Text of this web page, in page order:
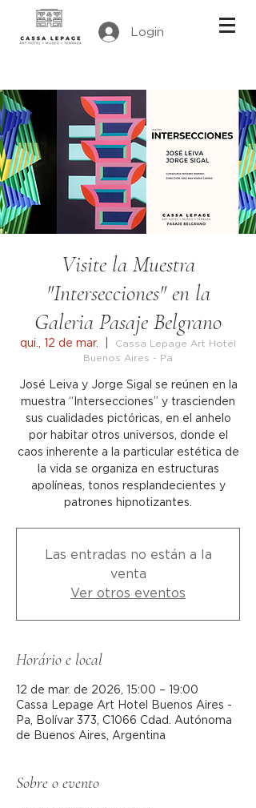
Login
Visite la Muestra
"Intersecciones" en la
Galeria Pasaje Belgrano
qui., 12 de mar.
Cassa Lepage Art Hotel
Buenos Aires - Pa
José Leiva y Jorge Sigal se reúnen en la
muestra “Intersecciones” y trascienden
sus cualidades pictóricas, en el anhelo
por habitar otros universos, donde el
caos inherente a la particular estética de
la vida se organiza en estructuras
apolíneas, tonos resplandecientes y
patrones hipnotizantes.
Las entradas no están a la
venta
Ver otros eventos
Horário e local
12 de mar. de 2026, 15:00 – 19:00
Cassa Lepage Art Hotel Buenos Aires -
Pa, Bolívar 373, C1066 Cdad. Autónoma
de Buenos Aires, Argentina
Sobre o evento